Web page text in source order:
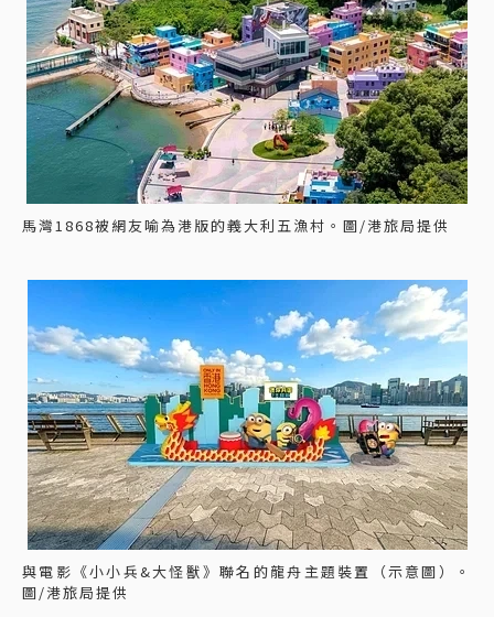
馬灣1868被網友喻為港版的義大利五漁村。圖/港旅局提供
與電影《小小兵&大怪獸》聯名的龍舟主題裝置（示意圖）。
圖/港旅局提供